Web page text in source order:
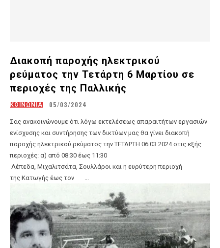
Διακοπή παροχής ηλεκτρικού
ρεύματος την Τετάρτη 6 Μαρτίου σε
περιοχές της Παλλικής
ΚΟΙΝΩΝΙΑ 05/03/2024
Σας ανακοινώνουμε ότι λόγω εκτελέσεως απαραιτήτων εργασιών
ενίσχυσης και συντήρησης των δικτύων μας θα γίνει διακοπή
παροχής ηλεκτρικού ρεύματος την ΤΕΤΑΡΤΗ 06.03.2024 στις εξής
περιοχές: α) από 08:30 έως 11:30
Λέπεδα, Μιχαλιτσάτα, Σουλλάροι και η ευρύτερη περιοχή
της Κατωγής έως τον ...